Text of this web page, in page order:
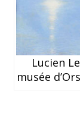
Lucien
musée